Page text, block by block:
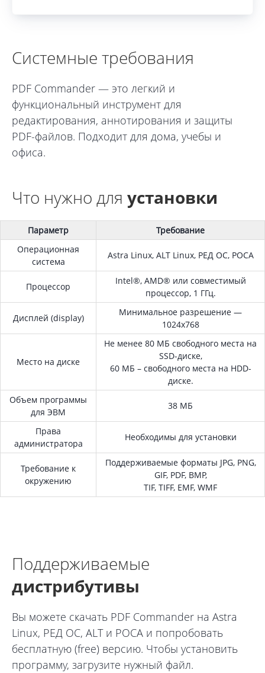
Системные требования
PDF Commander — это легкий и
функциональный инструмент для
редактирования, аннотирования и защиты
PDF-файлов. Подходит для дома, учебы и
офиса.
Что нужно для установки
Параметр
Требование
Операционная
система
Astra Linux, ALT Linux, РЕД ОС, РОСА
Процессор
Intel®, AMD® или совместимый
процессор, 1 ГГц.
Дисплей (display)
Минимальное разрешение —
1024x768
Место на диске
Не менее 80 МБ свободного места на
SSD-диске,
60 МБ – свободного места на HDD-
диске.
Объем программы
для ЭВМ
38 МБ
Права
администратора
Необходимы для установки
Требование к
окружению
Поддерживаемые форматы JPG, PNG,
GIF, PDF, BMP,
TIF, TIFF, EMF, WMF
Поддерживаемые
дистрибутивы
Вы можете скачать PDF Commander на Astra
Linux, РЕД ОС, ALT и РОСА и попробовать
бесплатную (free) версию. Чтобы установить
программу, загрузите нужный файл.